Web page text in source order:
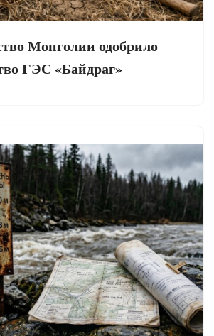
Монголии одобрило
ГЭС «Байдраг»